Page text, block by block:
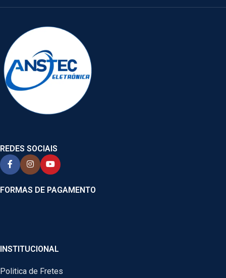
REDES SOCIAIS
FORMAS DE PAGAMENTO
INSTITUCIONAL
Politica de Fretes